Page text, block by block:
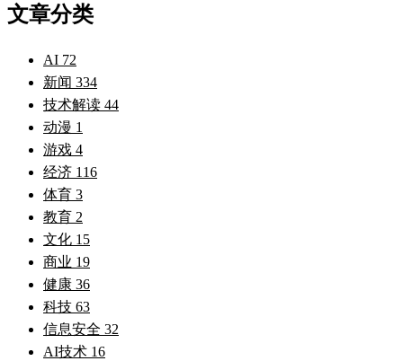
文章分类
AI 72
新闻 334
技术解读 44
动漫 1
游戏 4
经济 116
体育 3
教育 2
文化 15
商业 19
健康 36
科技 63
信息安全 32
AI技术 16